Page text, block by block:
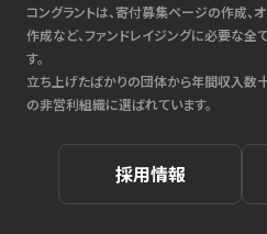
コングラントは、寄付募集ページの作成、
作成など、ファンドレイジングに必要な
す。
立ち上げたばかりの団体から年間収入数
の非営利組織に選ばれています。
採用情報